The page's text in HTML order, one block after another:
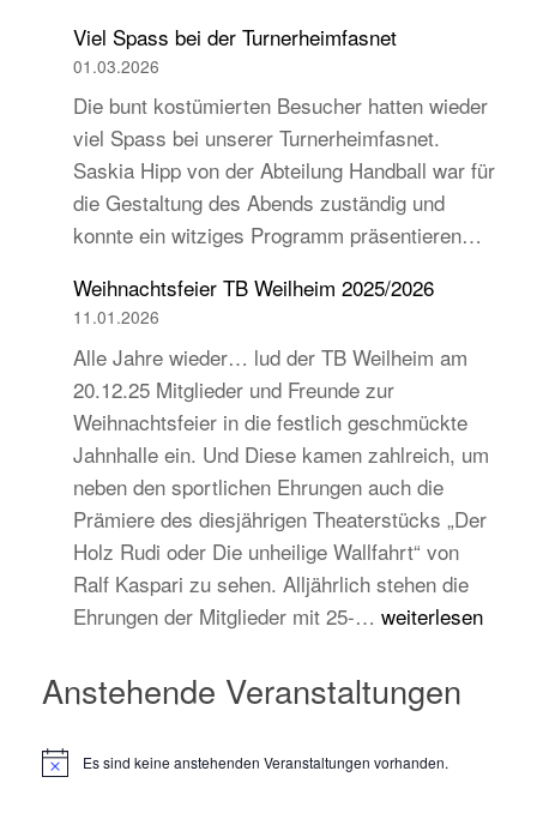
2026
–
Beständig
und
traditionell,
aber
auch
jugend-
und
Viel Spass bei der Turnerheimfasnet
01.03.2026
Die bunt kostümierten Besucher hatten wieder
viel Spass bei unserer Turnerheimfasnet.
Saskia Hipp von der Abteilung Handball war für
die Gestaltung des Abends zuständig und
konnte ein witziges Programm präsentieren…
Weihnachtsfeier TB Weilheim 2025/2026
11.01.2026
Alle Jahre wieder… lud der TB Weilheim am
20.12.25 Mitglieder und Freunde zur
Weihnachtsfeier in die festlich geschmückte
Jahnhalle ein. Und Diese kamen zahlreich, um
neben den sportlichen Ehrungen auch die
Prämiere des diesjährigen Theaterstücks „Der
Holz Rudi oder Die unheilige Wallfahrt“ von
Ralf Kaspari zu sehen. Alljährlich stehen die
Ehrungen der Mitglieder mit 25-… Weihnachtsfeier
2025/2026
weiterlesen
Anstehende Veranstaltungen
H
Es sind keine anstehenden Veranstaltungen vorhanden.